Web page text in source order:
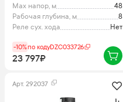
Max напор, м
48
Рабочая глубина, м
8
Реле сух. хода
Нет
-10%по кодуDZC033726
23 797₽
Арт. 292037